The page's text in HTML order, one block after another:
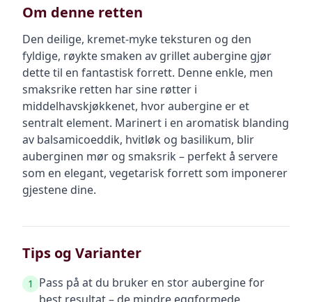
Om denne retten
Den deilige, kremet-myke teksturen og den
fyldige, røykte smaken av grillet aubergine gjør
dette til en fantastisk forrett. Denne enkle, men
smaksrike retten har sine røtter i
middelhavskjøkkenet, hvor aubergine er et
sentralt element. Marinert i en aromatisk blanding
av balsamicoeddik, hvitløk og basilikum, blir
auberginen mør og smaksrik – perfekt å servere
som en elegant, vegetarisk forrett som imponerer
gjestene dine.
Tips og Varianter
1
Pass på at du bruker en stor aubergine for